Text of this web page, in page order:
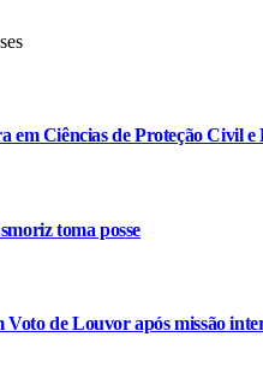
em Ciências de Proteção Civil e
toma posse
de Louvor após missão